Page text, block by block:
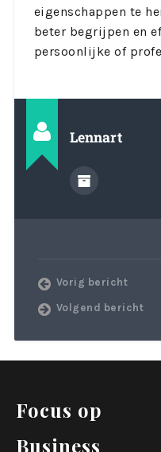
eigenschappen te
beter begrijpen en
persoonlijke of
Lennart
Vorig bericht
Volgend bericht
Focus op
Business